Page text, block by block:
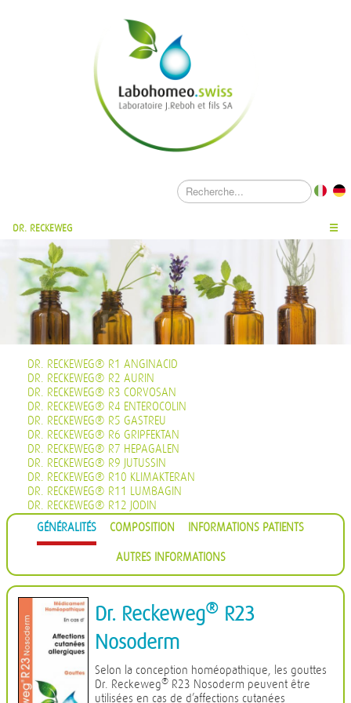
DR. RECKEWEG ☰
DR. RECKEWEG® R1 ANGINACID
DR. RECKEWEG® R2 AURIN
DR. RECKEWEG® R3 CORVOSAN
DR. RECKEWEG® R4 ENTEROCOLIN
DR. RECKEWEG® R5 GASTREU
DR. RECKEWEG® R6 GRIPFEKTAN
DR. RECKEWEG® R7 HEPAGALEN
DR. RECKEWEG® R9 JUTUSSIN
DR. RECKEWEG® R10 KLIMAKTERAN
DR. RECKEWEG® R11 LUMBAGIN
DR. RECKEWEG® R12 JODIN
DR. RECKEWEG® R13 PROHÄMORRHIN
DR. RECKEWEG® R14 QUIETA
DR. RECKEWEG® R16 CIMISAN
DR. RECKEWEG® R17 SCROPHULARIA NOD COMP.
DR. RECKEWEG® R18 CYSTOPHYLIN
DR. RECKEWEG® R19 EUGLANDIN-M
DR. RECKEWEG® R20 EUGLANDIN-F
DR. RECKEWEG® R22 NAJASTHEN
DR. RECKEWEG® R23 NOSODERM
DR. RECKEWEG® R24 PLEURASIN
DR. RECKEWEG® R25 PROSTATAN
DR. RECKEWEG® R26 REMISIN
DR. RECKEWEG® R27 RENOCALCIN
GÉNÉRALITÉS COMPOSITION INFORMATIONS PATIENTS
AUTRES INFORMATIONS
Dr. Reckeweg® R23
Nosoderm
Selon la conception homéopathique, les gouttes
Dr. Reckeweg® R23 Nosoderm peuvent être
utilisées en cas de d’affections cutanées